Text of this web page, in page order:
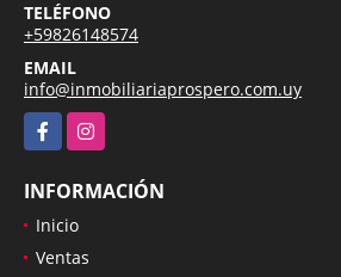
TELÉFONO
+59826148574
EMAIL
info@inmobiliariaprospero.com.uy
FacebookInstagram
INFORMACIÓN
Inicio
Ventas